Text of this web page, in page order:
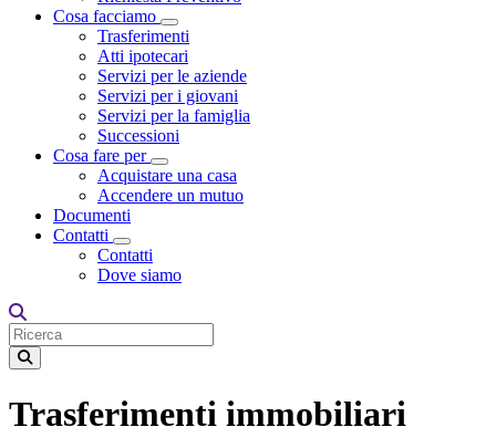
Cosa facciamo
Toggle Dropdown
Trasferimenti
Atti ipotecari
Servizi per le aziende
Servizi per i giovani
Servizi per la famiglia
Successioni
Cosa fare per
Toggle Dropdown
Acquistare una casa
Accendere un mutuo
Documenti
Contatti
Toggle Dropdown
Contatti
Dove siamo
Trasferimenti immobiliari